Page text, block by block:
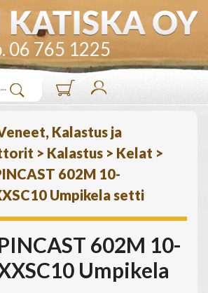
06 765 1225
Kalastus ja
> Kalastus > Kelat >
602M 10-
Umpikela setti
602M 10-
Umpikela